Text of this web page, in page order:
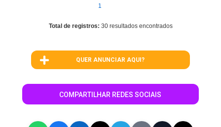
1
Total de registros: 30 resultados encontrados
QUER ANUNCIAR AQUI?
COMPARTILHAR REDES SOCIAIS